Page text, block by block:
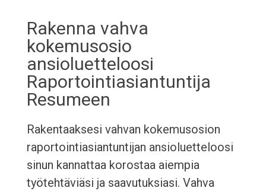
Rakenna vahva
kokemusosio
ansioluetteloosi
Raportointiasiantuntija
Resumeen
Rakentaaksesi vahvan kokemusosion
raportointiasiantuntijan ansioluetteloosi
sinun kannattaa korostaa aiempia
työtehtäviäsi ja saavutuksiasi. Vahva